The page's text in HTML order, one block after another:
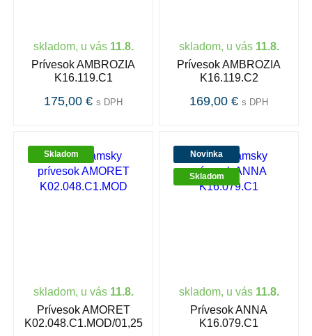
skladom, u vás 11.8.
Prívesok AMBROZIA
K16.119.C1
175,00 € s DPH
skladom, u vás 11.8.
Prívesok AMBROZIA
K16.119.C2
169,00 € s DPH
Skladom
skladom, u vás 11.8.
Prívesok AMORET
K02.048.C1.MOD/01,25
Novinka
Skladom
skladom, u vás 11.8.
Prívesok ANNA
K16.079.C1